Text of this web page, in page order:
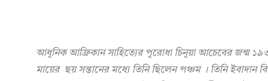
আধুনিক আফ্রিকান সাহিত্যের পুরোধা চিনুয়া আচেবের জন্ম
মায়ের ছয় সন্তানের মধ্যে তিনি ছিলেন পঞ্চম । তিনি ইবাদান